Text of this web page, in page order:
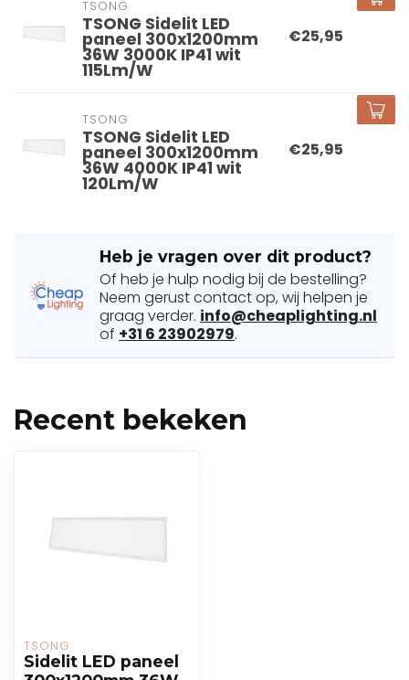
TSONG
TSONG Sidelit LED
paneel 300x1200mm
36W 3000K IP41 wit
115Lm/W
€25,95
TSONG
TSONG Sidelit LED
paneel 300x1200mm
36W 4000K IP41 wit
120Lm/W
€25,95
Heb je vragen over dit product?
Of heb je hulp nodig bij de bestelling?
Neem gerust contact op, wij helpen je
graag verder. info@cheaplighting.nl
of +31 6 23902979.
Recent bekeken
TSONG
Sidelit LED paneel